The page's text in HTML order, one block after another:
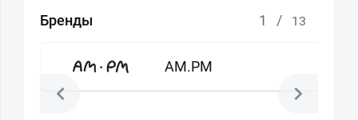
Бренды 1 / 13
AM.PM